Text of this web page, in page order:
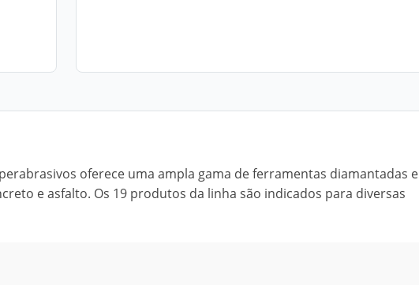
oferece uma ampla gama de ferramentas diamantadas e
e asfalto. Os 19 produtos da linha são indicados para diversas